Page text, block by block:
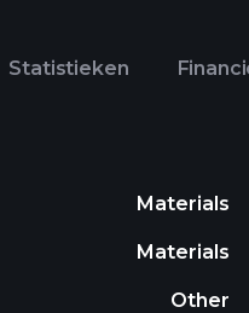
Statistieken
Materials
Materials
Other